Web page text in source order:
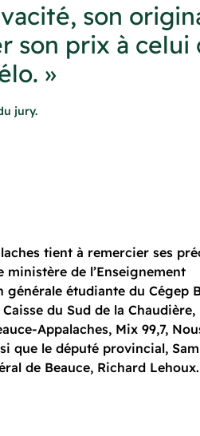
son
son prix à
»
jury.
tient à remercier ses
ministère de l’Enseignement
générale étudiante du Cégep
du Sud de la Chaudière,
Appalaches, Mix 99,7,
que le député provincial,
de Beauce, Richard Lehoux.